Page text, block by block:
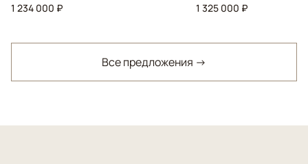
1 234 000 ₽
1 325 000 ₽
Все предложения →